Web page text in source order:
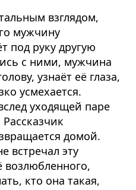
взглядом,
мужчину
под руку другую
с ними, мужчина
узнаёт её глаза,
усмехается.
уходящей паре
домой.
встречал эту
кто она такая,